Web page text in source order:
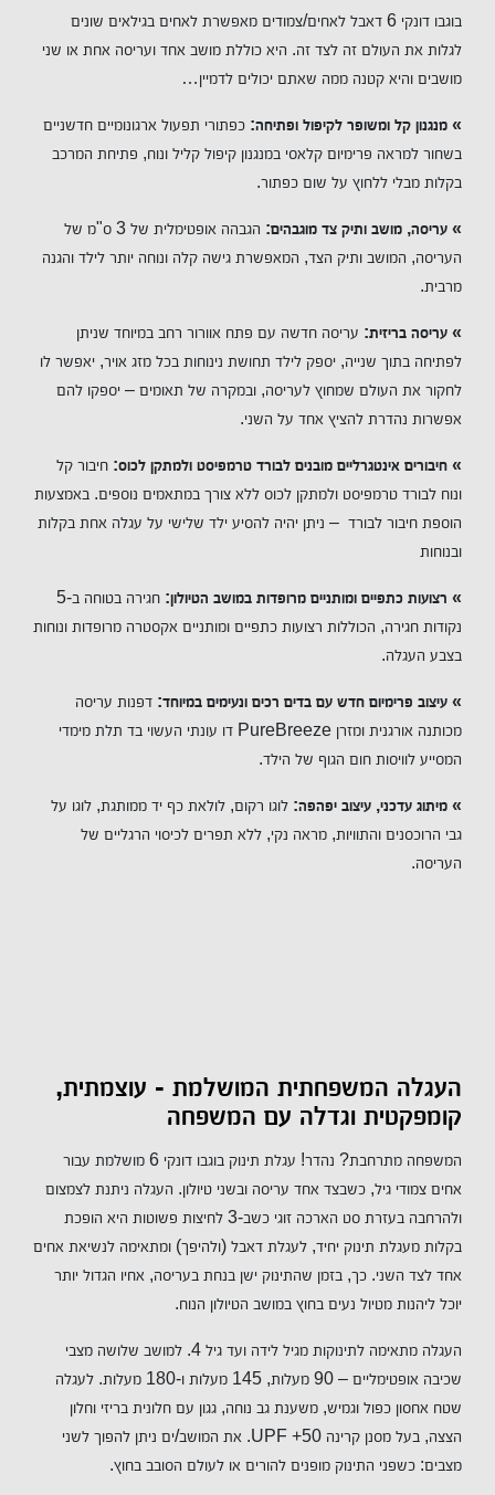
בוגבו דונקי 6 דאבל לאחים/צמודים מאפשרת לאחים בגילאים שונים
לגלות את העולם זה לצד זה. היא כוללת מושב אחד ועריסה אחת או שני
מושבים והיא קטנה ממה שאתם יכולים לדמיין…
» מנגנון קל ומשופר לקיפול ופתיחה: כפתורי תפעול ארגונומיים חדשניים
בשחור למראה פרימיום קלאסי במנגנון קיפול קליל ונוח, פתיחת המרכב
בקלות מבלי ללחוץ על שום כפתור.
» עריסה, מושב ותיק צד מוגבהים:
הגבהה אופטימלית של 3 ס"מ של
העריסה, המושב ותיק הצד, המאפשרת גישה קלה ונוחה יותר לילד והגנה
מרבית.
» עריסה בריזית: עריסה חדשה עם פתח אוורור רחב במיוחד שניתן
לפתיחה בתוך שנייה, יספק לילד תחושת נינוחות בכל מזג אויר, יאפשר לו
לחקור את העולם שמחוץ לעריסה, ובמקרה של תאומים – יספקו להם
אפשרות נהדרת להציץ אחד על השני.
» חיבורים אינטגרליים מובנים לבורד טרמפיסט ולמתקן לכוס: חיבור קל
ונוח לבורד טרמפיסט ולמתקן לכוס ללא צורך במתאמים נוספים. באמצעות
הוספת חיבור לבורד – ניתן יהיה להסיע ילד שלישי על עגלה אחת בקלות
ובנוחות
» רצועות כתפיים ומותניים מרופדות במושב הטיולון:
חגירה בטוחה ב-5
נקודות חגירה, הכוללות רצועות כתפיים ומותניים אקסטרה מרופדות ונוחות
בצבע העגלה.
» עיצוב פרימיום חדש עם בדים רכים ונעימים במיוחד: דפנות עריסה
מכותנה אורגנית ומזרן PureBreeze דו עונתי העשוי בד תלת מימדי
המסייע לוויסות חום הגוף של הילד.
» מיתוג עדכני, עיצוב יפהפה: לוגו רקום, לולאת כף יד ממותגת, לוגו על
גבי הרוכסנים והתוויות, מראה נקי, ללא תפרים לכיסוי הרגליים של
העריסה.
העגלה המשפחתית המושלמת - עוצמתית,
קומפקטית וגדלה עם המשפחה
המשפחה מתרחבת? נהדר! עגלת תינוק בוגבו דונקי 6 מושלמת עבור
אחים צמודי גיל, כשבצד אחד עריסה ובשני טיולון. העגלה ניתנת לצמצום
ולהרחבה בעזרת סט הארכה זוגי כשב-3 לחיצות פשוטות היא הופכת
בקלות מעגלת תינוק יחיד, לעגלת דאבל (ולהיפך) ומתאימה לנשיאת אחים
אחד לצד השני. כך, בזמן שהתינוק ישן בנחת בעריסה, אחיו הגדול יותר
יוכל ליהנות מטיול נעים בחוץ במושב הטיולון הנוח.
העגלה מתאימה לתינוקות מגיל לידה ועד גיל 4. למושב שלושה מצבי
שכיבה אופטימליים – 90 מעלות, 145 מעלות ו-180 מעלות. לעגלה
שטח אחסון כפול וגמיש, משענת גב נוחה, גגון עם חלונית בריזי וחלון
הצצה, בעל מסנן קרינה 50+ UPF. את המושב/ים ניתן להפוך לשני
מצבים: כשפני התינוק מופנים להורים או לעולם הסובב בחוץ.